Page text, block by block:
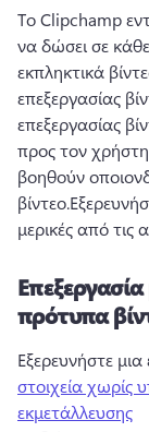
Το Clipchamp
να δώσει σε
εκπληκτικά
επεξεργασίας
επεξεργασίας
προς τον
βοηθούν
βίντεο.
μερικές από τις
πρότυπα
Εξερευνήστε
στοιχεία
εκμετάλλευσης